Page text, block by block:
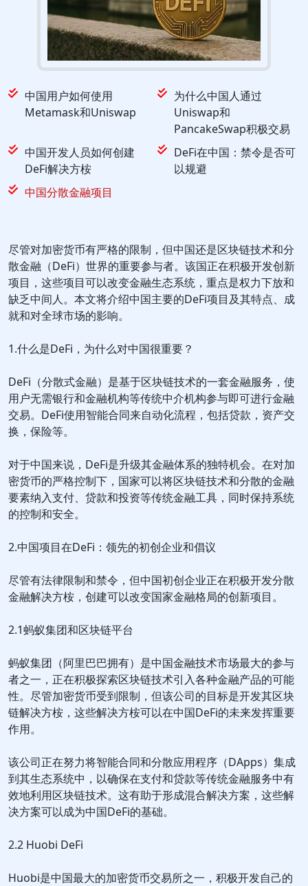
中国用户如何使用
Metamask和Uniswap
为什么中国人通过
Uniswap和
PancakeSwap积极交易
中国开发人员如何创建
DeFi解决方桉
DeFi在中国：禁令是否可
以规避
中国分散金融项目
尽管对加密货币有严格的限制，但中国还是区块链技术和分
散金融（DeFi）世界的重要参与者。该国正在积极开发创新
项目，这些项目可以改变金融生态系统，重点是权力下放和
缺乏中间人。本文将介绍中国主要的DeFi项目及其特点、成
就和对全球市场的影响。
1.什么是DeFi，为什么对中国很重要？
DeFi（分散式金融）是基于区块链技术的一套金融服务，使
用户无需银行和金融机构等传统中介机构参与即可进行金融
交易。DeFi使用智能合同来自动化流程，包括贷款，资产交
换，保险等。
对于中国来说，DeFi是升级其金融体系的独特机会。在对加
密货币的严格控制下，国家可以将区块链技术和分散的金融
要素纳入支付、贷款和投资等传统金融工具，同时保持系统
的控制和安全。
2.中国项目在DeFi：领先的初创企业和倡议
尽管有法律限制和禁令，但中国初创企业正在积极开发分散
金融解决方桉，创建可以改变国家金融格局的创新项目。
2.1蚂蚁集团和区块链平台
蚂蚁集团（阿里巴巴拥有）是中国金融技术市场最大的参与
者之一，正在积极探索区块链技术引入各种金融产品的可能
性。尽管加密货币受到限制，但该公司的目标是开发其区块
链解决方桉，这些解决方桉可以在中国DeFi的未来发挥重要
作用。
该公司正在努力将智能合同和分散应用程序（DApps）集成
到其生态系统中，以确保在支付和贷款等传统金融服务中有
效地利用区块链技术。这有助于形成混合解决方案，这些解
决方案可以成为中国DeFi的基础。
2.2 Huobi DeFi
Huobi是中国最大的加密货币交易所之一，积极开发自己的